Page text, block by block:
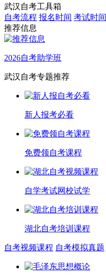
武汉自考工具箱
自考流程 报名时间 考试时间
推荐信息
2026自考助学班
武汉自考专题推荐
新人报考必看
免费领自考课程
自学考试网校试学
湖北自考培训课程
自考视频课程 自考模拟真题